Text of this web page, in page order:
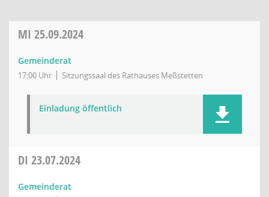
MI 25.09.2024
Gemeinderat
17:00 Uhr Sitzungssaal des Rathauses Meßstetten
Einladung öffentlich
DI 23.07.2024
Gemeinderat